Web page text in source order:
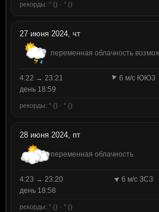
рекорды: ° () · ° ()
27 июня 2024, чт
переменная облачность
4:22 → 23:21
6 м/с ЮЮЗ
день 18:59
рекорды: ° () · ° ()
28 июня 2024, пт
переменная облачность
4:23 → 23:20
6 м/с ЗСЗ
день 18:58
рекорды: ° () · ° ()